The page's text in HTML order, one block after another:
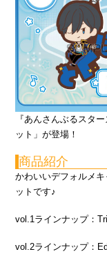
『あんさんぶるスタ
ット」が登場！
商品紹介
かわいいデフォルメ
ットです♪
vol.1ラインナップ：
vol.2ラインナップ：